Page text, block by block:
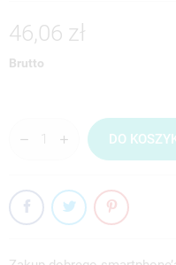
46,06 zł
Brutto
DO